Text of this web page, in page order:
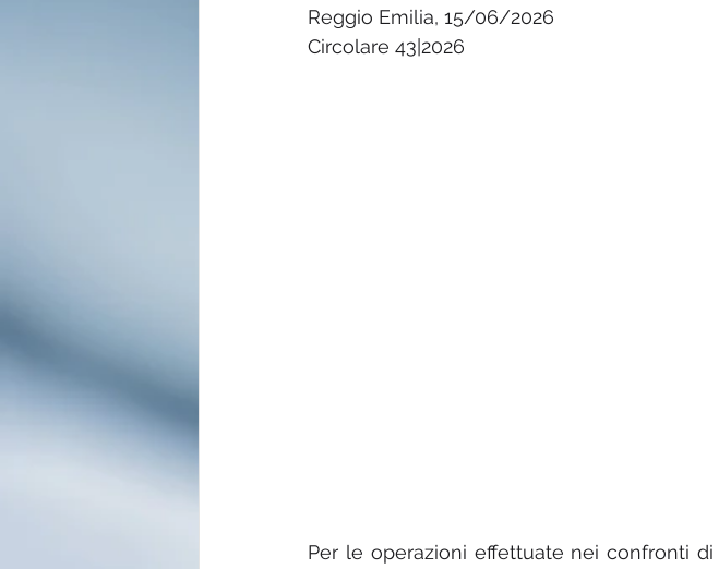
PNRR 2024 Bonus Edilizi 2024 Novità Fiscali 2024
Reggio Emilia, 15/06/2026
Circolare 43|2026
Per le operazioni effettuate nei confronti